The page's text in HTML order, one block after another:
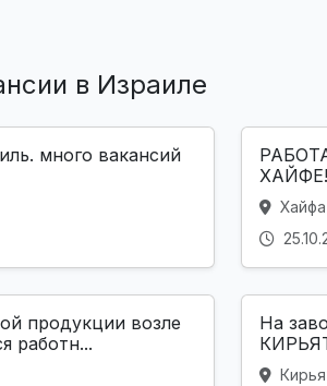
в Израиле
много вакансий
ХАЙФЕ!
Хайфа
продукции возле
работн...
На